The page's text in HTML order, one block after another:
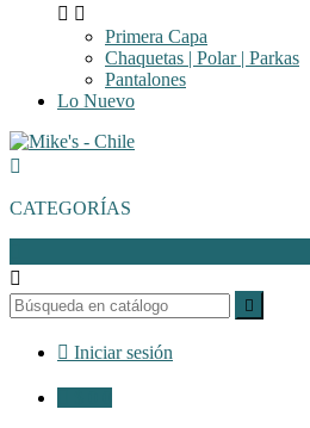
 
Primera Capa
Chaquetas | Polar | Parkas
Pantalones
Lo Nuevo

CATEGORÍAS


 Iniciar sesión